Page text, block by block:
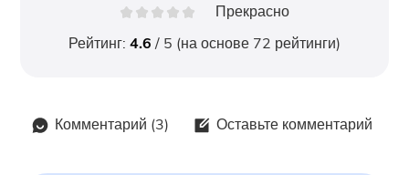
Прекрасно
Рейтинг: 4.6/ 5 (на основе 72 рейтинги)
Комментарий (3) Оставьте комментарий